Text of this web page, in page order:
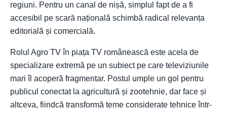
regiuni. Pentru un canal de nișă, simplul fapt de a fi
accesibil pe scară națională schimbă radical relevanța
editorială și comercială.
Rolul Agro TV în piața TV românească este acela de
specializare extremă pe un subiect pe care televiziunile
mari îl acoperă fragmentar. Postul umple un gol pentru
publicul conectat la agricultură și zootehnie, dar face și
altceva, fiindcă transformă teme considerate tehnice într-